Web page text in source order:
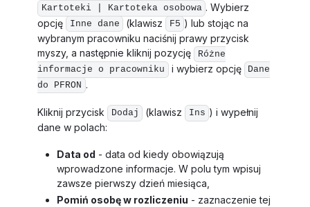
Kartoteki | Kartoteka osobowa . Wybierz
opcję
Inne dane (klawisz F5 ) lub stojąc na
wybranym pracowniku naciśnij prawy przycisk
myszy, a następnie kliknij pozycję
Różne
informacje o pracowniku
i wybierz opcję
Dane
do PFRON .
Kliknij przycisk Dodaj (klawisz Ins ) i wypełnij
dane w polach:
Data od - data od kiedy obowiązują
wprowadzone informacje. W polu tym wpisuj
zawsze pierwszy dzień miesiąca,
Pomiń osobę w rozliczeniu - zaznaczenie tej